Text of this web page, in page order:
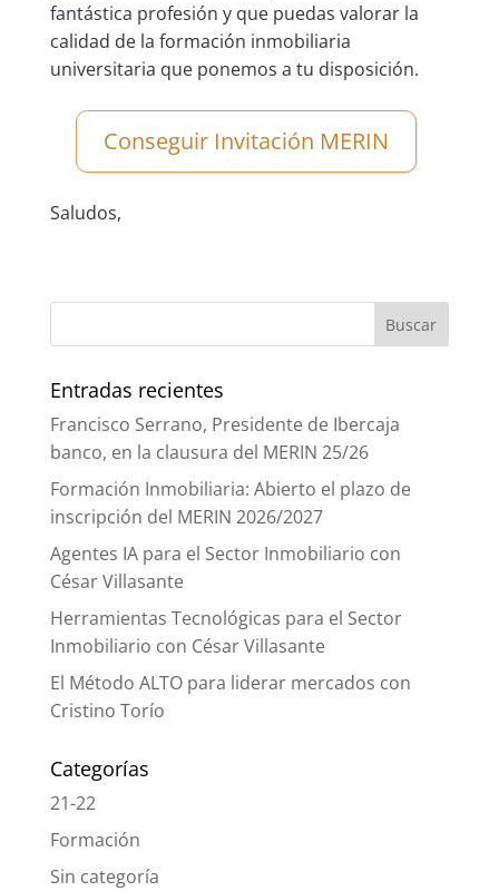
fantástica profesión y que puedas valorar la
calidad de la formación inmobiliaria
universitaria que ponemos a tu disposición.
Conseguir Invitación MERIN
Saludos,
Entradas recientes
Francisco Serrano, Presidente de Ibercaja
banco, en la clausura del MERIN 25/26
Formación Inmobiliaria: Abierto el plazo de
inscripción del MERIN 2026/2027
Agentes IA para el Sector Inmobiliario con
César Villasante
Herramientas Tecnológicas para el Sector
Inmobiliario con César Villasante
El Método ALTO para liderar mercados con
Cristino Torío
Categorías
21-22
Formación
Sin categoría